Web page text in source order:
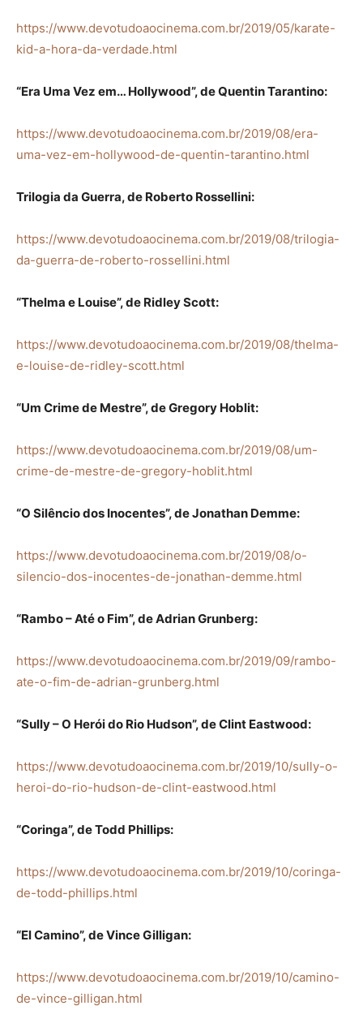
https://www.devotudoaocinema.com.br/2019/05/karate-
kid-a-hora-da-verdade.html
“Era Uma Vez em… Hollywood”, de Quentin Tarantino:
https://www.devotudoaocinema.com.br/2019/08/era-
uma-vez-em-hollywood-de-quentin-tarantino.html
Trilogia da Guerra, de Roberto Rossellini:
https://www.devotudoaocinema.com.br/2019/08/trilogia-
da-guerra-de-roberto-rossellini.html
“Thelma e Louise”, de Ridley Scott:
https://www.devotudoaocinema.com.br/2019/08/thelma-
e-louise-de-ridley-scott.html
“Um Crime de Mestre”, de Gregory Hoblit:
https://www.devotudoaocinema.com.br/2019/08/um-
crime-de-mestre-de-gregory-hoblit.html
“O Silêncio dos Inocentes”, de Jonathan Demme:
https://www.devotudoaocinema.com.br/2019/08/o-
silencio-dos-inocentes-de-jonathan-demme.html
“Rambo – Até o Fim”, de Adrian Grunberg:
https://www.devotudoaocinema.com.br/2019/09/rambo-
ate-o-fim-de-adrian-grunberg.html
“Sully – O Herói do Rio Hudson”, de Clint Eastwood:
https://www.devotudoaocinema.com.br/2019/10/sully-o-
heroi-do-rio-hudson-de-clint-eastwood.html
“Coringa”, de Todd Phillips:
https://www.devotudoaocinema.com.br/2019/10/coringa-
de-todd-phillips.html
“El Camino”, de Vince Gilligan:
https://www.devotudoaocinema.com.br/2019/10/camino-
de-vince-gilligan.html